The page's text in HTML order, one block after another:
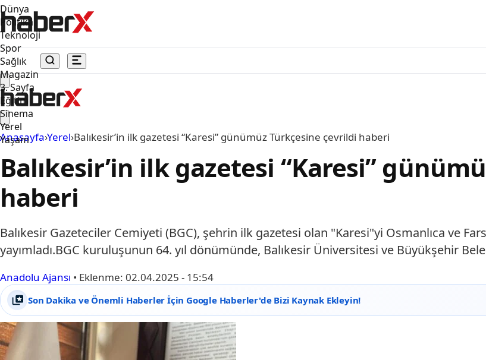
Dünya
Politika
Teknoloji
Spor
Sağlık
Magazin
3. Sayfa
Eğitim
Sinema
Yerel
Yaşam
Anasayfa›Yerel›Balıkesir’in ilk gazetesi “Karesi” günümüz Türkçesine çevrildi haberi
Balıkesir’in ilk gazetesi “Karesi”
haberi
Balıkesir Gazeteciler Cemiyeti (BGC), şehrin ilk gazetesi olan "Karesi"yi Osmanlıca ve
yayımladı.BGC kuruluşunun 64. yıl dönümünde, Balıkesir Üniversitesi ve Büyükşehir
Anadolu Ajansı • Eklenme: 02.04.2025 - 15:54
Son Dakika ve Önemli Haberler İçin Google Haberler'de Bizi Kaynak Ekleyin!